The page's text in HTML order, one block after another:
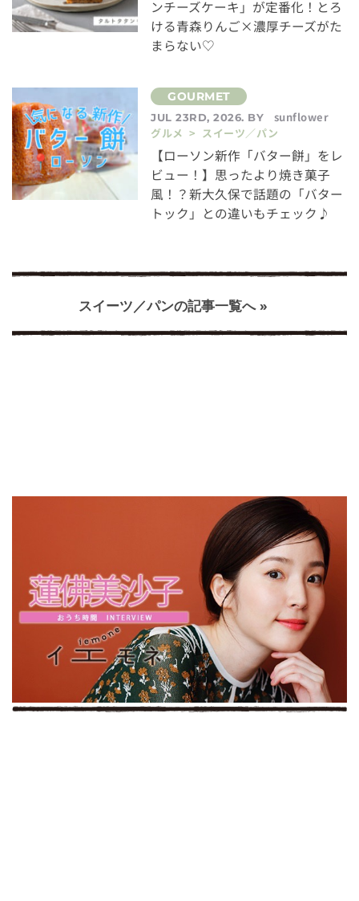
ンチーズケーキ」が定番化！とろ
ける青森りんご×濃厚チーズがた
まらない♡
JUL 23RD, 2026. BY
sunflower
グルメ > スイーツ／パン
【ローソン新作「バター餅」をレ
ビュー！】思ったより焼き菓子
風！？新大久保で話題の「バター
トック」との違いもチェック♪
スイーツ／パンの記事一覧へ »